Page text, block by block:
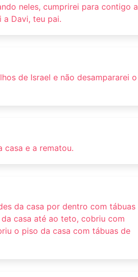
neles, cumprirei para contigo a
a Davi, teu pai.
de Israel e não desampararei o
casa e a rematou.
da casa por dentro com tábuas
casa até ao teto, cobriu com
o piso da casa com tábuas de